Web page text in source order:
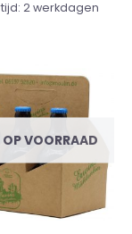
2 werkdagen
OP VOORRAAD